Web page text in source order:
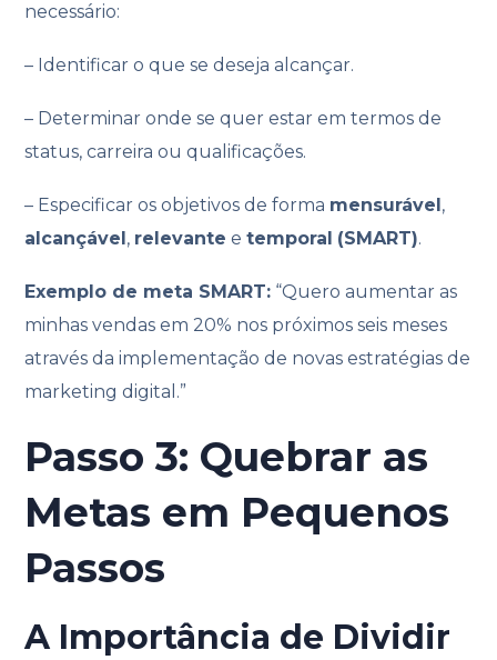
necessário:
– Identificar o que se deseja alcançar.
– Determinar onde se quer estar em termos de
status, carreira ou qualificações.
– Especificar os objetivos de forma mensurável ,
alcançável , relevante etemporal (SMART).
Exemplo de meta SMART: “Quero aumentar as
minhas vendas em 20% nos próximos seis meses
através da implementação de novas estratégias de
marketing digital.”
Passo 3: Quebrar as
Metas em Pequenos
Passos
A Importância de Dividir